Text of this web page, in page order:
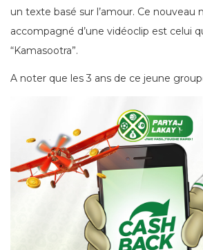
un texte basé sur l’amour. Ce nouveau
accompagné d’une vidéoclip est celui
“Kamasootra”.
A noter que les 3 ans de ce jeune